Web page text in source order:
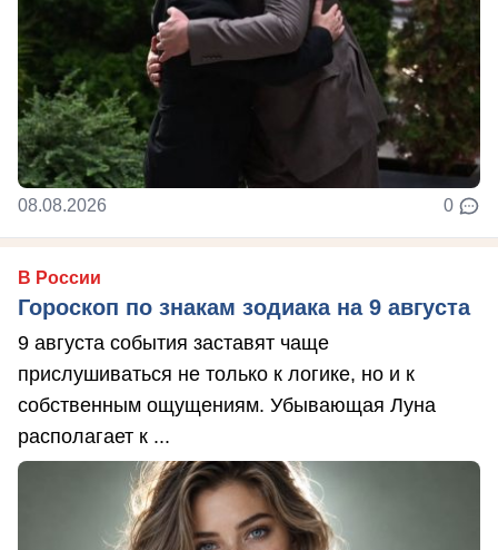
08.08.2026 0
В России
Гороскоп по знакам зодиака на 9 августа
9 августа события заставят чаще
прислушиваться не только к логике, но и к
собственным ощущениям. Убывающая Луна
располагает к ...